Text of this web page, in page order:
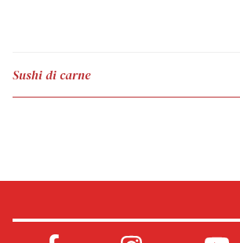
Sushi di carne